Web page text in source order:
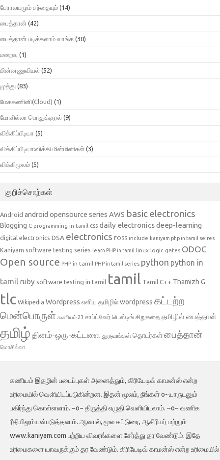
பேராலயமும் சந்தையும் (14)
பைத்தான் (42)
பைத்தான் படிக்கலாம் வாங்க (30)
மறைவு (1)
மின்னணுவியல் (52)
முத்து (83)
மேககணினி(Cloud) (1)
மோசில்லா பொதுக்குரல் (9)
விக்கிப்பீடியா (5)
விக்கிப்பீடியா:விக்கி மின்மினிகள் (3)
விக்கிமூலம் (5)
குறிச்சொற்கள்
Android android opensource series AWS basic electronics
Blogging C programming in tamil css daily electronicsdeep-learning
digital electronics DSA electronics FOSS include kaniyam php in tamil seires
Kaniyam software testing series learn PHP in tamil linux logic gates ODOC
Open source PHP in tamil PHP in tamil series python python in
tamil ruby software testing in tamil tamil Tamil C++ Thamizh G
tlc Wikipedia Wordpress எளிய தமிழில் wordpress கட்டற்ற
மென்பொருள் கணியம் 23 சாப்ட்வேர் டெஸ்டிங் சிறுகதை தமிழில் பைத்தான்
தமிழ் தினம்-ஒரு-கட்டளை துருவங்கள் தொடர்கள்பைத்தான்
மொசில்லா
கணியம் இதழின் படைப்புகள் அனைத்தும், கிரியேடிவ் காமன்ஸ் என்ற
உரிமையில் வெளியிடப்படுகின்றன. இதன் மூலம், நீங்கள் o~யாருடனும்
பகிர்ந்து கொள்ளலாம். ~o~ திருத்தி எழுதி வெளியிடலாம். ~o~ வணிக
ரீதியிலும்யன்படுத்தலாம். ஆனால், மூல கட்டுரை, ஆசிரியர் மற்றும்
www.kaniyam.com பற்றிய விவரங்களை சேர்த்து தர வேண்டும். இதே
உரிமைகளை யாவருக்கும் தர வேண்டும். கிரியேடிவ் காமன்ஸ் என்ற உரிமையில்